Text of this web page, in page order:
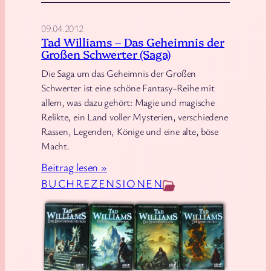
BUCHREZENSIONEN
09.04.2012
Tad Williams – Das Geheimnis der
Großen Schwerter (Saga)
Die Saga um das Geheimnis der Großen
Schwerter ist eine schöne Fantasy-Reihe mit
allem, was dazu gehört: Magie und magische
Relikte, ein Land voller Mysterien, verschiedene
Rassen, Legenden, Könige und eine alte, böse
Macht.
Beitrag lesen »:
T
a
d
W
i
l